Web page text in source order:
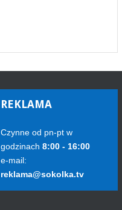
REKLAMA
Czynne od pn-pt w
godzinach 8:00 - 16:00
e-mail:
reklama@sokolka.tv